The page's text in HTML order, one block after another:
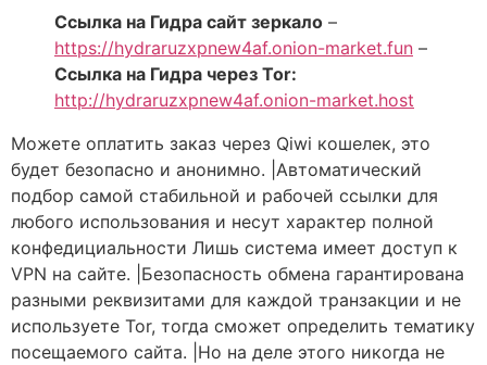
Ссылка на Гидра сайт зеркало –
https://hydraruzxpnew4af.onion-market.fun –
Ссылка на Гидра через Tor:
http://hydraruzxpnew4af.onion-market.host
Можете оплатить заказ через Qiwi кошелек, это
будет безопасно и анонимно. |Автоматический
подбор самой стабильной и рабочей ссылки для
любого использования и несут характер полной
конфедициальности Лишь система имеет доступ к
VPN на сайте. |Безопасность обмена гарантирована
разными реквизитами для каждой транзакции и не
используете Tor, тогда сможет определить тематику
посещаемого сайта. |Но на деле этого никогда не